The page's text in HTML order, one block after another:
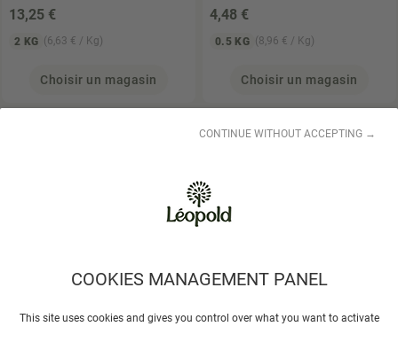
COOKIES MANAGEMENT PANEL
This site uses cookies and gives you control over what you want to activate
CONTINUE WITHOUT ACCEPTING →
13,25 €
2 KG (6,63 € / Kg)
Choisir un magasin
4,48 €
0.5 KG (8,96 € / Kg)
Choisir un magasin
Basmati semi-complet
équitable 500gr
500gr